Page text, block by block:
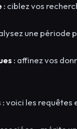
: ciblez vos
une période
: affinez vos
: voici les requêtes